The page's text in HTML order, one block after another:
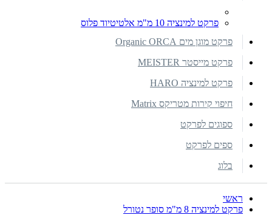
פרקט למינציה 10 מ"מ אלטיטיוד פלוס
פרקט מוגן מים Organic ORCA
פרקט מייסטר MEISTER
פרקט למינציה HARO
חיפוי קירות מטריקס Matrix
ספוגים לפרקט
ספים לפרקט
בלוג
ראשי
פרקט למינציה 8 מ"מ סופר נטורל